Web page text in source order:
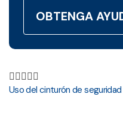
OBTENGA

Uso del cinturón de